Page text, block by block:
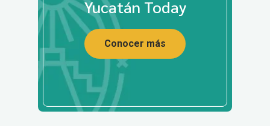
Yucatán Today
Conocer más